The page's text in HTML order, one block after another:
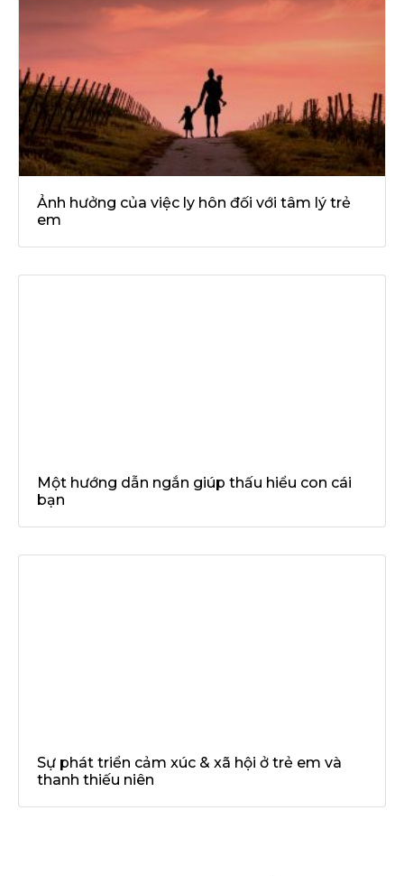
Ảnh hưởng của việc ly hôn đối với tâm lý trẻ
em
Một hướng dẫn ngắn giúp thấu hiểu con cái
bạn
Sự phát triển cảm xúc & xã hội ở trẻ em và
thanh thiếu niên